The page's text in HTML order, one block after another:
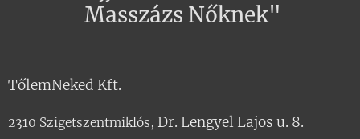
Masszázs Nőknek"
TőlemNeked Kft.
2310 Szigetszentmiklós, Dr. Lengyel Lajos u. 8.